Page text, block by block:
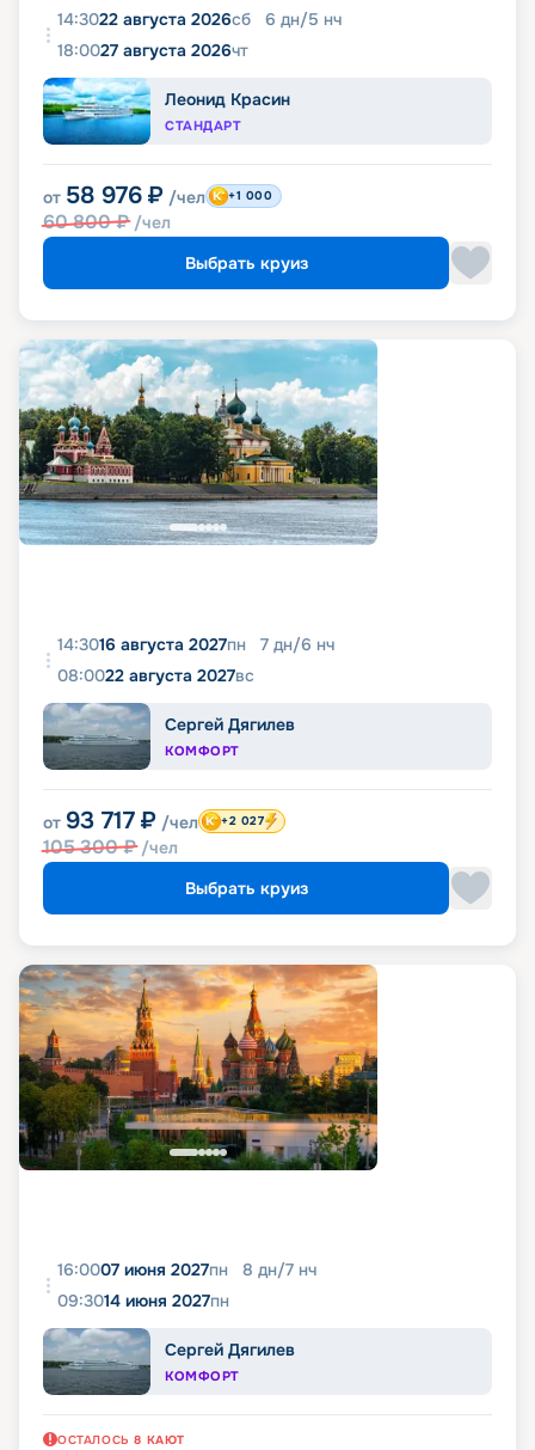
14:3022 августа 2026сб 6 дн/5 нч
18:0027 августа 2026чт
Леонид Красин
СТАНДАРТ
от 58 976 ₽ /чел
60 800₽ /чел
+1 000
Выбрать круиз
14:3016 августа 2027пн 7 дн/6 нч
08:0022 августа 2027вс
Сергей Дягилев
КОМФОРТ
от 93 717 ₽ /чел
105 300₽ /чел
+2 027
Выбрать круиз
16:0007 июня 2027пн 8 дн/7 нч
09:3014 июня 2027пн
Сергей Дягилев
КОМФОРТ
ОСТАЛОСЬ 8 КАЮТ